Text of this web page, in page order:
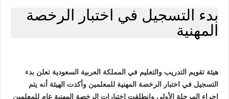
بدء التسجيل في اختبار الرخصة
المهنية
هيئة تقويم التدريب والتعليم في المملكة العربية السعودية تعلن بدء
التسجيل في اختبار الرخصة المهنية للمعلمين وأكدت الهيئة أنه يتم
إجراء المرحلة الأولى وانطلقت اختبارات ‎الرخصة المهنية عام للمعلمين